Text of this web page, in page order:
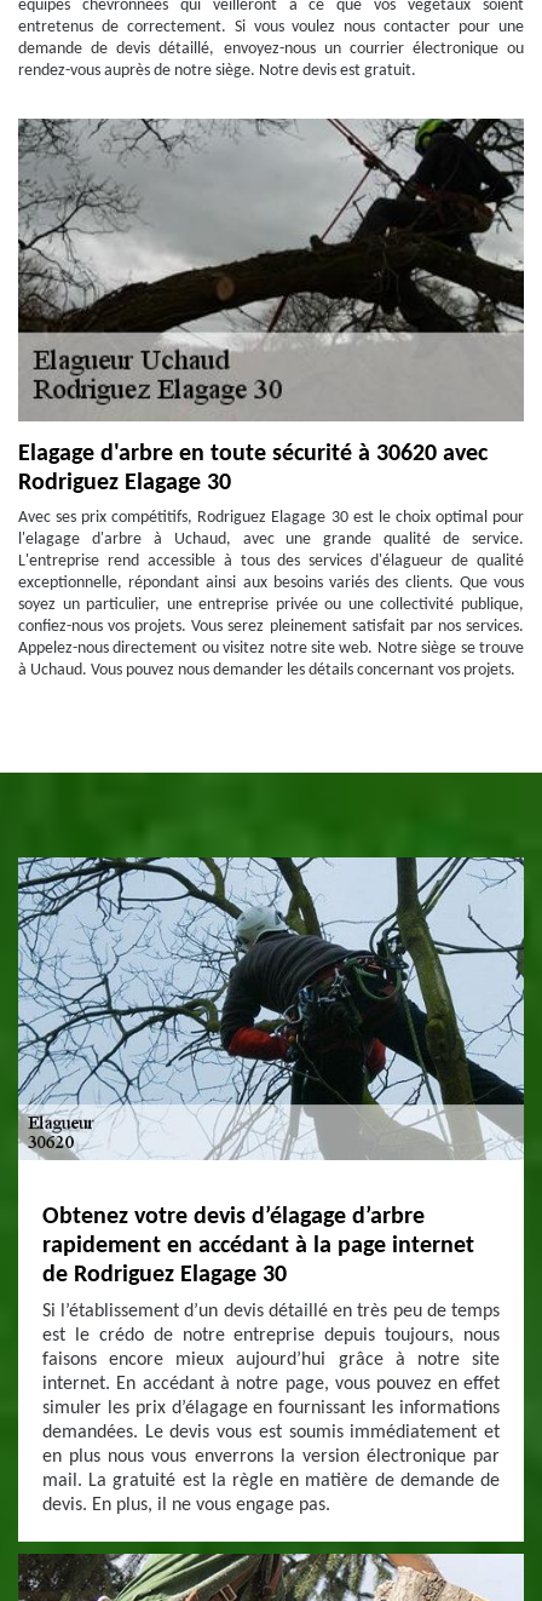
équipes chevronnées qui veilleront à ce que vos végétaux soient
entretenus de correctement. Si vous voulez nous contacter pour une
demande de devis détaillé, envoyez-nous un courrier électronique ou
rendez-vous auprès de notre siège. Notre devis est gratuit.
Elagage d'arbre en toute sécurité à 30620 avec
Rodriguez Elagage 30
Avec ses prix compétitifs, Rodriguez Elagage 30 est le choix optimal pour
l'elagage d'arbre à Uchaud, avec une grande qualité de service.
L'entreprise rend accessible à tous des services d'élagueur de qualité
exceptionnelle, répondant ainsi aux besoins variés des clients. Que vous
soyez un particulier, une entreprise privée ou une collectivité publique,
confiez-nous vos projets. Vous serez pleinement satisfait par nos services.
Appelez-nous directement ou visitez notre site web. Notre siège se trouve
à Uchaud. Vous pouvez nous demander les détails concernant vos projets.
Obtenez votre devis d’élagage d’arbre
rapidement en accédant à la page internet
de Rodriguez Elagage 30
Si l’établissement d’un devis détaillé en très peu de temps
est le crédo de notre entreprise depuis toujours, nous
faisons encore mieux aujourd’hui grâce à notre site
internet. En accédant à notre page, vous pouvez en effet
simuler les prix d’élagage en fournissant les informations
demandées. Le devis vous est soumis immédiatement et
en plus nous vous enverrons la version électronique par
mail. La gratuité est la règle en matière de demande de
devis. En plus, il ne vous engage pas.